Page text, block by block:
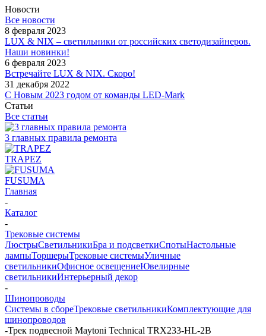
Новости
Все новости
8 февраля 2023
LUX & NIX – светильники от российских светодизайнеров.
Наши новинки!
6 февраля 2023
Встречайте LUX & NIX. Скоро!
31 декабря 2022
С Новым 2023 годом от команды LED-Mark
Статьи
Все статьи
3 главных правила ремонта
TRAPEZ
FUSUMA
Главная
-
Каталог
-
Трековые системы
ЛюстрыСветильникиБра и подсветкиСпотыНастольные
лампыТоршерыТрековые системыУличные
светильникиОфисное освещениеЮвелирные
светильникиИнтерьерный декор
-
Шинопроводы
Системы в сбореТрековые светильникиКомплектующие для
шинопроводов
-Трек подвесной Maytoni Technical TRX233-HL-2B